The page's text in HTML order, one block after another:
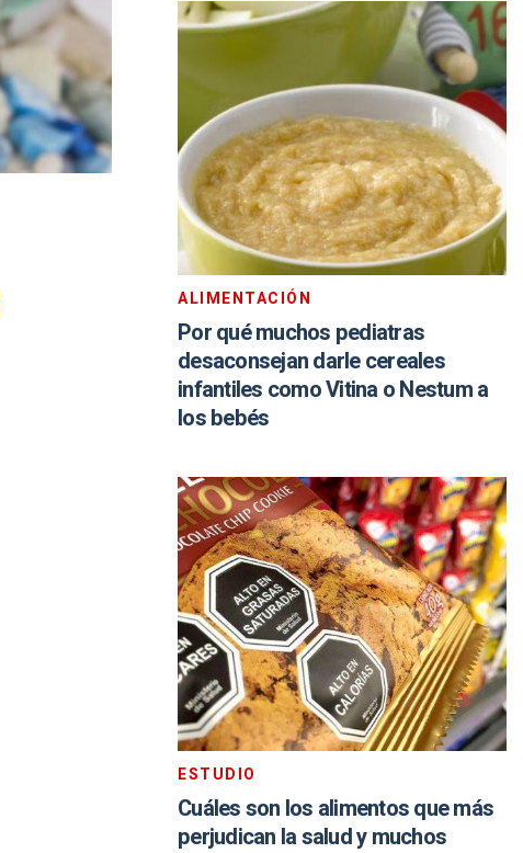
ALIMENTACIÓN
Por qué muchos pediatras
desaconsejan darle cereales
infantiles como Vitina o Nestum a
los bebés
ESTUDIO
Cuáles son los alimentos que más
perjudican la salud y muchos